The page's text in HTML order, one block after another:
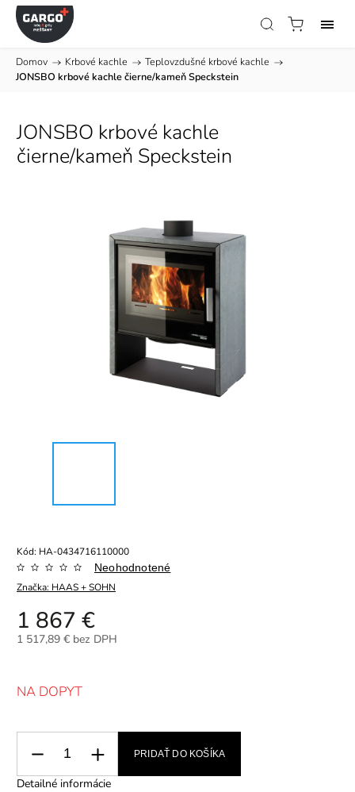
Domov / Krbové kachle / Teplovzdušné krbové kachle /
JONSBO krbové kachle čierne/kameň Speckstein
JONSBO krbové kachle
čierne/kameň Speckstein
Kód: HA-0434716110000
Značka: HAAS + SOHN
Neohodnotené
1 867 €
1 517,89 € bez DPH
NA DOPYT
PRIDAŤ DO KOŠÍKA
Detailné informácie